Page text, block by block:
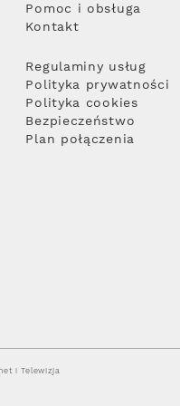
Pomoc i obsługa
Kontakt
Regulaminy usług
Polityka prywatności
Polityka cookies
Bezpieczeństwo
Plan połączenia
i Telewizja